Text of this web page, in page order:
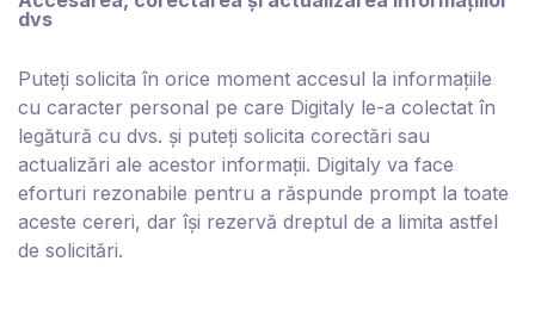
dvs
Puteți solicita în orice moment accesul la informațiile
cu caracter personal pe care Digitaly le-a colectat în
legătură cu dvs. și puteți solicita corectări sau
actualizări ale acestor informații. Digitaly va face
eforturi rezonabile pentru a răspunde prompt la toate
aceste cereri, dar își rezervă dreptul de a limita astfel
de solicitări.